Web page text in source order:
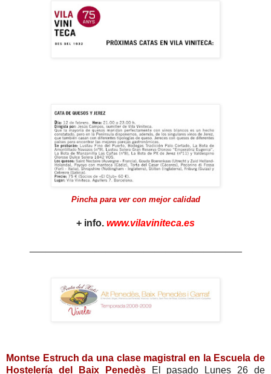
Pincha para ver con mejor calidad
+ info. www.vilaviniteca.es
Montse Estruch da una clase magistral en la Escuela de
Hostelería del Baix Penedès
El pasado Lunes 26 de